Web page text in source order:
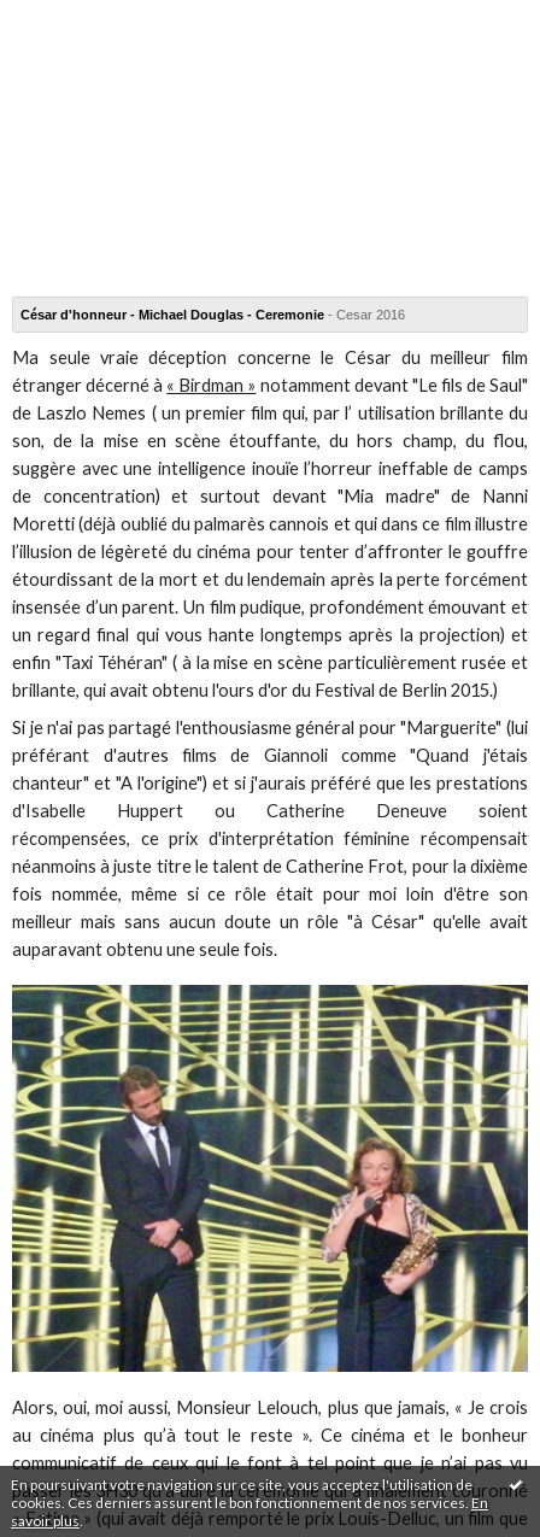
En poursuivant votre navigation sur ce site, vous acceptez l'utilisation de
cookies. Ces derniers assurent le bon fonctionnement de nos services. En
savoir plus
César d'honneur - Michael Douglas - Ceremonie - Cesar 2016
Ma seule vraie déception concerne le César du meilleur film
étranger décerné à « Birdman » notamment devant "Le fils de Saul"
de Laszlo Nemes ( un premier film qui, par l’ utilisation brillante du
son, de la mise en scène étouffante, du hors champ, du flou,
suggère avec une intelligence inouïe l’horreur ineffable de camps
de concentration) et surtout devant "Mia madre" de Nanni
Moretti (déjà oublié du palmarès cannois et qui dans ce film illustre
l’illusion de légèreté du cinéma pour tenter d’affronter le gouffre
étourdissant de la mort et du lendemain après la perte forcément
insensée d’un parent. Un film pudique, profondément émouvant et
un regard final qui vous hante longtemps après la projection) et
enfin "Taxi Téhéran" ( à la mise en scène particulièrement rusée et
brillante, qui avait obtenu l'ours d'or du Festival de Berlin 2015.)
Si je n'ai pas partagé l'enthousiasme général pour "Marguerite" (lui
préférant d'autres films de Giannoli comme "Quand j'étais
chanteur" et "A l'origine") et si j'aurais préféré que les prestations
d'Isabelle Huppert ou Catherine Deneuve soient
récompensées, ce prix d'interprétation féminine récompensait
néanmoins à juste titre le talent de Catherine Frot, pour la dixième
fois nommée, même si ce rôle était pour moi loin d'être son
meilleur mais sans aucun doute un rôle "à César" qu'elle avait
auparavant obtenu une seule fois.
Alors, oui, moi aussi, Monsieur Lelouch, plus que jamais, « Je crois
au cinéma plus qu’à tout le reste ». Ce cinéma et le bonheur
communicatif de ceux qui le font à tel point que je n’ai pas vu
passer les 3H30 qu’a duré la cérémonie qui a finalement couronné
« Fatima » (qui avait déjà remporté le prix Louis-Delluc, un film que